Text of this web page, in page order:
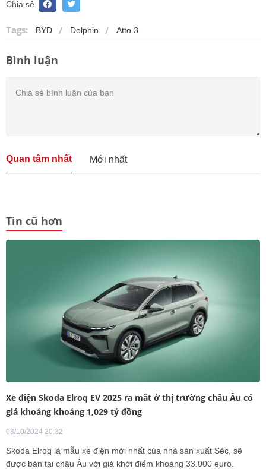
Chia sẻ
Tags: BYD Dolphin Atto 3
Bình luận
Quan tâm nhất Mới nhất
Tin cũ hơn
Xe điện Skoda Elroq EV 2025 ra mắt ở thị trường châu Âu có
giá khoảng khoảng 1,029 tỷ đồng
03/10/2024 20:32
Skoda Elroq là mẫu xe điện mới nhất của nhà sản xuất Séc, sẽ
được bán tại châu Âu với giá khởi điểm khoảng 33.000 euro.